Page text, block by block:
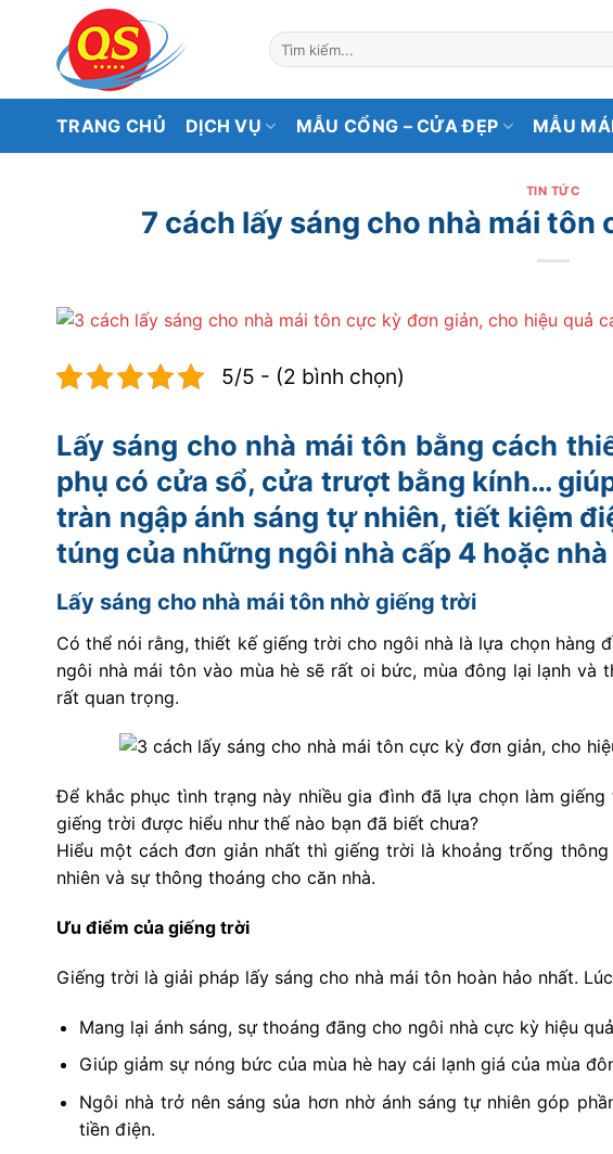
dung
Tìm
kiếm:
TRANG CHỦ DỊCH VỤ MẪU CỔNG – CỬA ĐẸP MẪU
TIN TỨC
7 cách lấy sáng cho nhà mái tôn
5/5 - (2 bình chọn)
Lấy sáng cho nhà mái tôn bằng cách
phụ có cửa sổ, cửa trượt bằng kính…
tràn ngập ánh sáng tự nhiên, tiết kiệm
túng của những ngôi nhà cấp 4 hoặc
Lấy sáng cho nhà mái tôn nhờ giếng trời
Có thể nói rằng, thiết kế giếng trời cho ngôi nhà là lựa chọn hàng
ngôi nhà mái tôn vào mùa hè sẽ rất oi bức, mùa đông lại lạnh và
rất quan trọng.
Để khắc phục tình trạng này nhiều gia đình đã lựa chọn làm
giếng trời được hiểu như thế nào bạn đã biết chưa?
Hiểu một cách đơn giản nhất thì giếng trời là khoảng trống
nhiên và sự thông thoáng cho căn nhà.
Ưu điểm của giếng trời
Giếng trời là giải pháp lấy sáng cho nhà mái tôn hoàn hảo nhất.
Mang lại ánh sáng, sự thoáng đãng cho ngôi nhà cực kỳ hiệu
Giúp giảm sự nóng bức của mùa hè hay cái lạnh giá của mùa
Ngôi nhà trở nên sáng sủa hơn nhờ ánh sáng tự nhiên góp
tiền điện.